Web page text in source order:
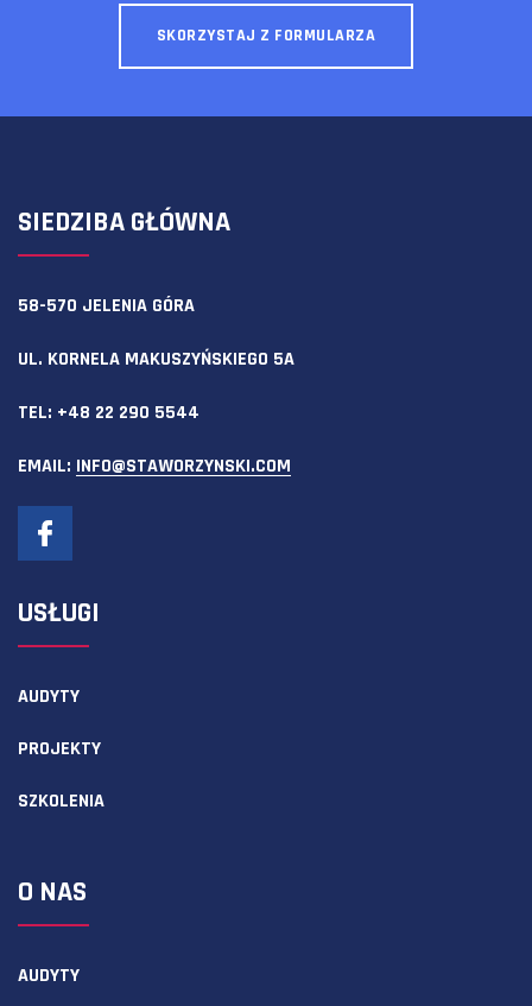
SKORZYSTAJ Z FORMULARZA
SIEDZIBA GŁÓWNA
58-570 JELENIA GÓRA
UL. KORNELA MAKUSZYŃSKIEGO 5A
TEL: +48 22 290 5544
EMAIL: INFO@STAWORZYNSKI.COM
USŁUGI
AUDYTY
PROJEKTY
SZKOLENIA
O NAS
AUDYTY